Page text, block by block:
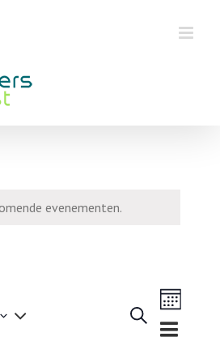
evenementen.
Evenementen
Zoeken
navigatie
Maand